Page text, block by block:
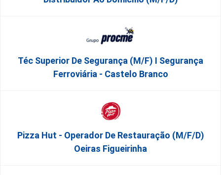
Téc Superior De Segurança (m/f) I Segurança
Ferroviária - Castelo Branco
Pizza Hut - Operador De Restauração (m/f/d)
Oeiras Figueirinha